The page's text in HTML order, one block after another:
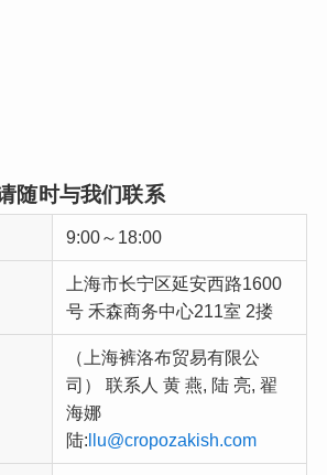
随时与我们联系
9:00～18:00
上海市长宁区延安西路1600
号 禾森商务中心211室 2搂
（上海裤洛布贸易有限公
司） 联系人 黄 燕, 陆 亮, 翟
海娜
陆:llu@cropozakish.com